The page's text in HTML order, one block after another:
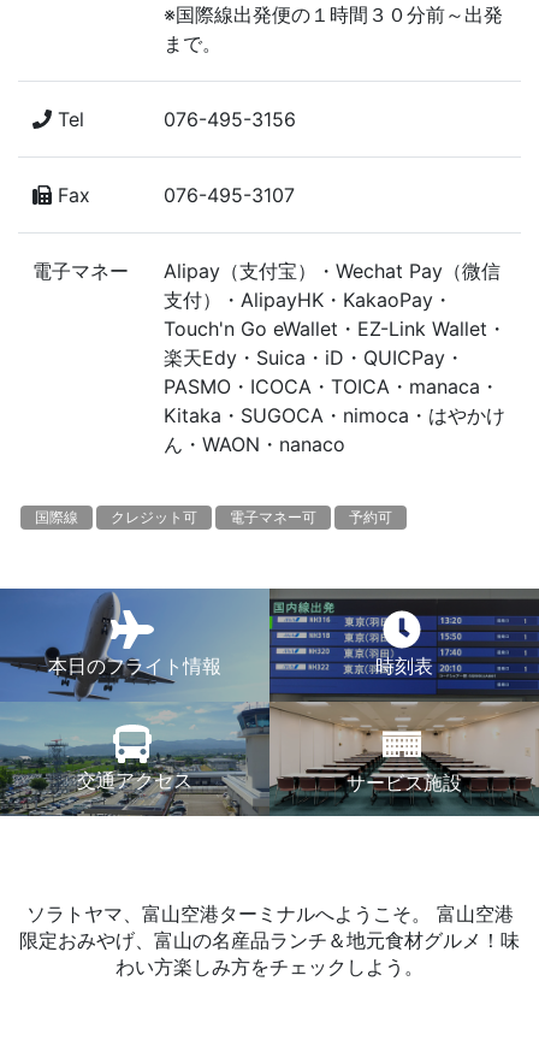
※国際線出発便の１時間３０分前～出発
まで。
Tel 076-495-3156
Fax 076-495-3107
電子マネー
Alipay（支付宝）・Wechat Pay（微信
支付）・AlipayHK・KakaoPay・
Touch'n Go eWallet・EZ-Link Wallet・
楽天Edy・Suica・iD・QUICPay・
PASMO・ICOCA・TOICA・manaca・
Kitaka・SUGOCA・nimoca・はやかけ
ん・WAON・nanaco
国際線 クレジット可 電子マネー可 予約可
本日のフライト情報 時刻表
交通アクセス サービス施設
ソラトヤマ、富山空港ターミナルへようこそ。
富山空港
限定おみやげ、富山の名産品ランチ＆地元食材グルメ！味
わい方楽しみ方をチェックしよう。